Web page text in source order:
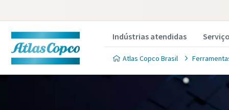
Indústrias atendidas
Atlas Copco Brasil